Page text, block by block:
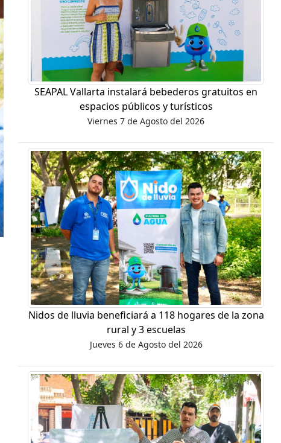
SEAPAL Vallarta instalará bebederos gratuitos en
espacios públicos y turísticos
Viernes 7 de Agosto del 2026
Nidos de lluvia beneficiará a 118 hogares de la zona
rural y 3 escuelas
Jueves 6 de Agosto del 2026